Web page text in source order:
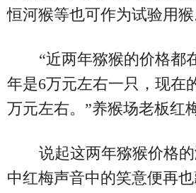
恒河猴等也可作为试验用猴
“近两年猕猴的价格都
年是6万元左右一只，现在
万元左右。”养猴场老板红
说起这两年猕猴价格
中红梅声音中的笑意便再